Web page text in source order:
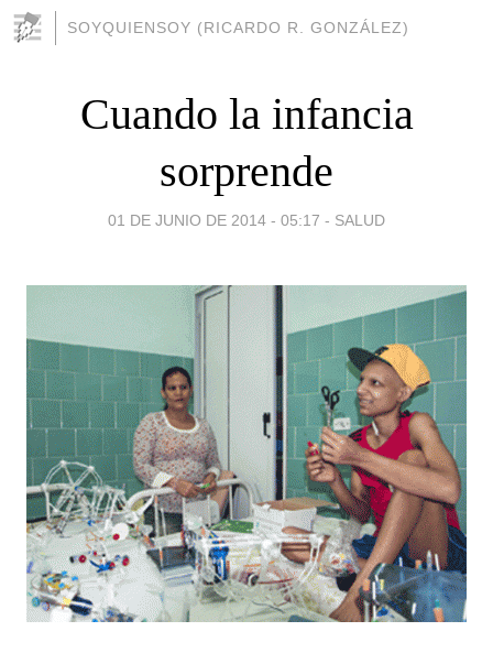
SOYQUIENSOY (RICARDO R. GONZÁLEZ)
Cuando la infancia
sorprende
01 DE JUNIO DE 2014 - 05:17 - SALUD